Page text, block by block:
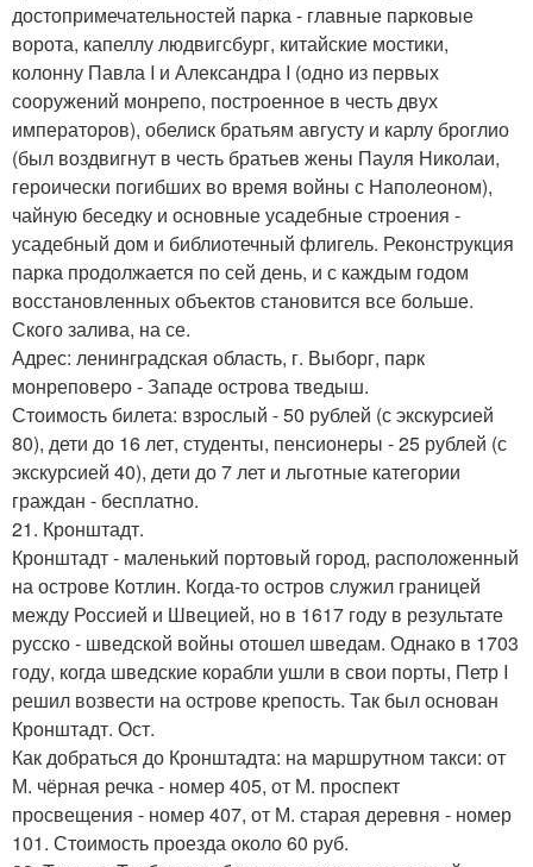
достопримечательностей парка - главные парковые
ворота, капеллу людвигсбург, китайские мостики,
колонну Павла I и Александра I (одно из первых
сооружений монрепо, построенное в честь двух
императоров), обелиск братьям августу и карлу броглио
(был воздвигнут в честь братьев жены Пауля Николаи,
героически погибших во время войны с Наполеоном),
чайную беседку и основные усадебные строения -
усадебный дом и библиотечный флигель. Реконструкция
парка продолжается по сей день, и с каждым годом
восстановленных объектов становится все больше.
Ского залива, на се.
Адрес: ленинградская область, г. Выборг, парк
монреповеро - Западе острова тведыш.
Стоимость билета: взрослый - 50 рублей (с экскурсией
80), дети до 16 лет, студенты, пенсионеры - 25 рублей (с
экскурсией 40), дети до 7 лет и льготные категории
граждан - бесплатно.
21. Кронштадт.
Кронштадт - маленький портовый город, расположенный
на острове Котлин. Когда-то остров служил границей
между Россией и Швецией, но в 1617 году в результате
русско - шведской войны отошел шведам. Однако в 1703
году, когда шведские корабли ушли в свои порты, Петр I
решил возвести на острове крепость. Так был основан
Кронштадт. Ост.
Как добраться до Кронштадта: на маршрутном такси: от
М. чёрная речка - номер 405, от М. проспект
просвещения - номер 407, от М. старая деревня - номер
101. Стоимость проезда около 60 руб.